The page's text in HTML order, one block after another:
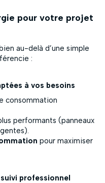
pour votre projet
au-delà d’une simple
:
à vos besoins
consommation
performants (panneaux
pour maximiser
professionnel